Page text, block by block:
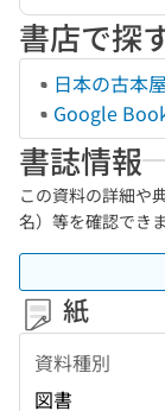
書店で探
日本の古本屋
Google
書誌情報
この資料の詳細や
名）等を確認できま
紙
資料種別
図書